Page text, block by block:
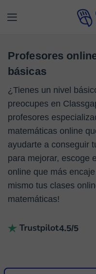
Profesores
básicas
¿Tienes un nivel
preocupes en
profesores
matemáticas online
ayudarte a conseguir
para mejorar, escoge
online que más
mismo tus clases
matemáticas!
4.5/5